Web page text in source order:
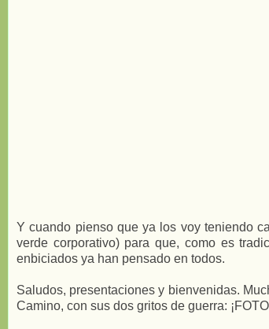
Y cuando pienso que ya los voy teniendo
verde corporativo) para que, como es
enbiciados ya han pensado en todos.
Saludos, presentaciones y bienvenidas.
Camino, con sus dos gritos de guerra: